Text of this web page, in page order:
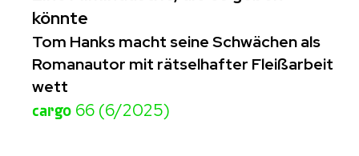
könnte
Tom Hanks macht seine Schwächen als
Romanautor mit rätselhafter Fleißarbeit
wett
cargo 66 (6/2025)